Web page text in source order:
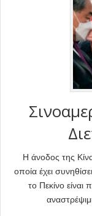
Η άνοδος της
οποία έχει
το Πεκίνο